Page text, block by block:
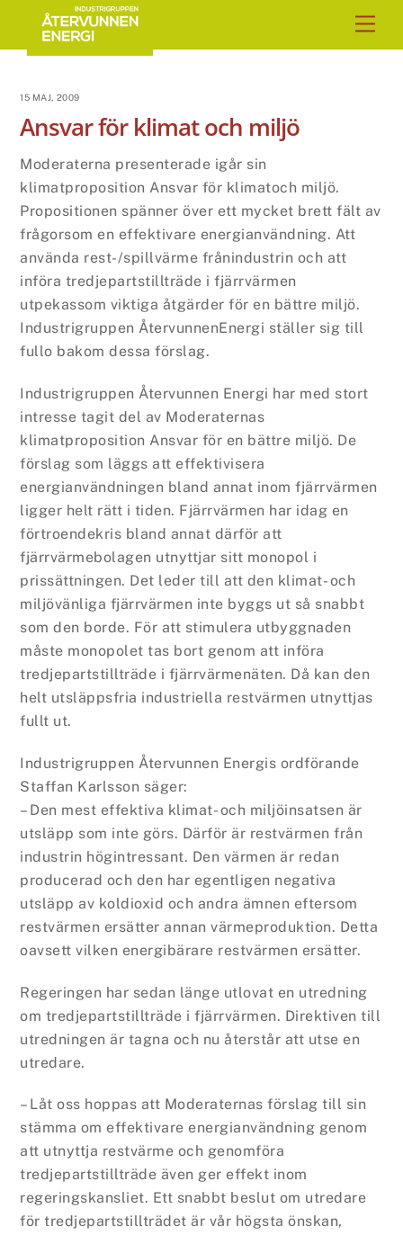
content
15 MAJ, 2009
Ansvar för klimat och miljö
Moderaterna presenterade igår sin
klimatproposition Ansvar för klimatoch miljö.
Propositionen spänner över ett mycket brett fält av
frågorsom en effektivare energianvändning. Att
använda rest-/spillvärme frånindustrin och att
införa tredjepartstillträde i fjärrvärmen
utpekassom viktiga åtgärder för en bättre miljö.
Industrigruppen ÅtervunnenEnergi ställer sig till
fullo bakom dessa förslag.
Industrigruppen Återvunnen Energi har med stort
intresse tagit del av Moderaternas
klimatproposition Ansvar för en bättre miljö. De
förslag som läggs att effektivisera
energianvändningen bland annat inom fjärrvärmen
ligger helt rätt i tiden. Fjärrvärmen har idag en
förtroendekris bland annat därför att
fjärrvärmebolagen utnyttjar sitt monopol i
prissättningen. Det leder till att den klimat- och
miljövänliga fjärrvärmen inte byggs ut så snabbt
som den borde. För att stimulera utbyggnaden
måste monopolet tas bort genom att införa
tredjepartstillträde i fjärrvärmenäten. Då kan den
helt utsläppsfria industriella restvärmen utnyttjas
fullt ut.
Industrigruppen Återvunnen Energis ordförande
Staffan Karlsson säger:
– Den mest effektiva klimat- och miljöinsatsen är
utsläpp som inte görs. Därför är restvärmen från
industrin högintressant. Den värmen är redan
producerad och den har egentligen negativa
utsläpp av koldioxid och andra ämnen eftersom
restvärmen ersätter annan värmeproduktion. Detta
oavsett vilken energibärare restvärmen ersätter.
Regeringen har sedan länge utlovat en utredning
om tredjepartstillträde i fjärrvärmen. Direktiven till
utredningen är tagna och nu återstår att utse en
utredare.
– Låt oss hoppas att Moderaternas förslag till sin
stämma om effektivare energianvändning genom
att utnyttja restvärme och genomföra
tredjepartstillträde även ger effekt inom
regeringskansliet. Ett snabbt beslut om utredare
för tredjepartstillträdet är vår högsta önskan,